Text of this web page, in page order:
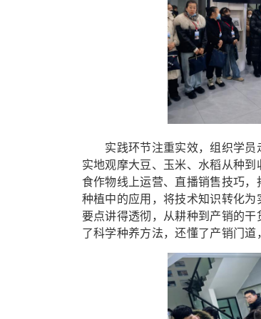
实践环节注重实效，组织学员走
实地观摩大豆、玉米、水稻从种
食作物线上运营、直播销售技巧
种植中的应用，将技术知识转化
要点讲得透彻，从耕种到产销的
了科学种养方法，还懂了产销门道